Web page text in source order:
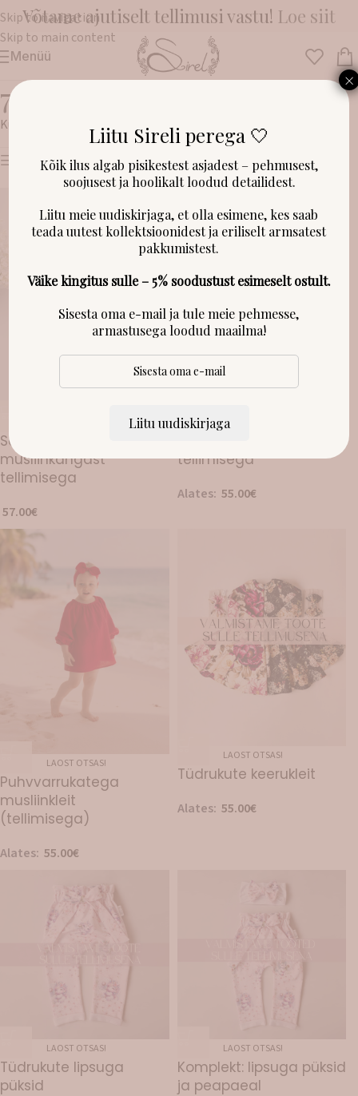
Skip to navigation
Skip to main content
Võtame ajutiselt tellimusi vastu! Loe siit
Menüü
74/80cm (9-12k)
Kuvatakse kõik 8 tulemust
Näita filtreid
Satsidega romper
musliinkangast
tellimisega
57.00€
LAOST OTSAS!
tellimisega
Alates: 55.00€
LAOST OTSAS!
Puhvvarrukatega
musliinkleit
(tellimisega)
Alates: 55.00€
LAOST OTSAS!
Tüdrukute keerukleit
Alates: 55.00€
LAOST OTSAS!
Tüdrukute lipsuga
püksid
LAOST OTSAS!
Komplekt: lipsuga püksid
ja peapaeal
Liitu Sireli perega 🤍
Kõik ilus algab pisikestest asjadest – pehmusest,
soojusest ja hoolikalt loodud detailidest.
Liitu meie uudiskirjaga, et olla esimene, kes saab
teada uutest kollektsioonidest ja eriliselt armsatest
pakkumistest.
Väike kingitus sulle – 5% soodustust esimeselt ostult.
Sisesta oma e-mail ja tule meie pehmesse,
armastusega loodud maailma!
Liitu uudiskirjaga
×